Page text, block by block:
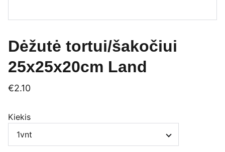
Dėžutė tortui/šakočiui
25x25x20cm Land
€2.10
Kiekis